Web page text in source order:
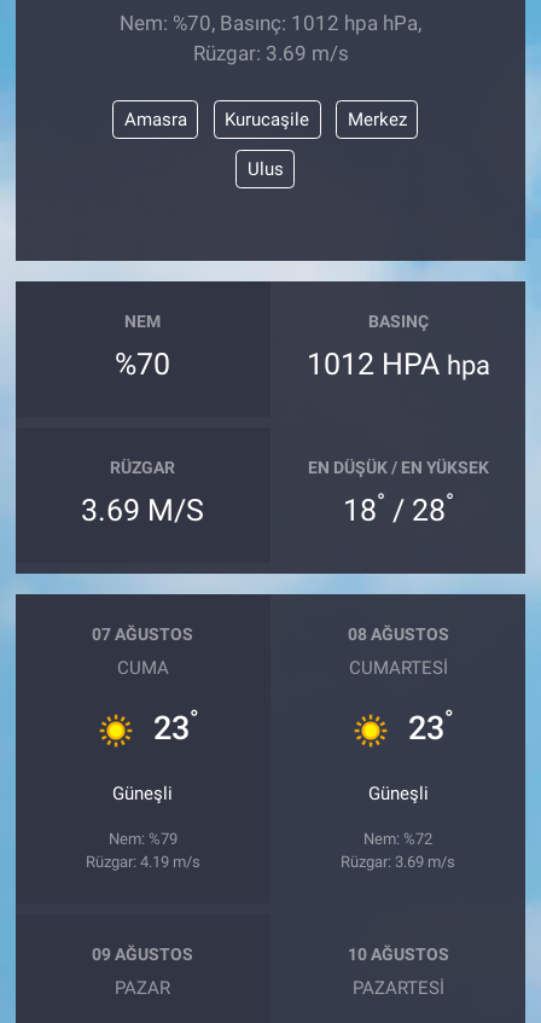
Nem: %70, Basınç: 1012 hpa hPa,
Rüzgar: 3.69 m/s
Amasra Kurucaşile Merkez
Ulus
NEM
%70
BASINÇ
1012 HPA hpa
RÜZGAR
3.69 M/S
EN DÜŞÜK / EN YÜKSEK
18° / 28°
07 AĞUSTOS
CUMA
23°
Güneşli
Nem: %79
Rüzgar: 4.19 m/s
08 AĞUSTOS
CUMARTESI
23°
Güneşli
Nem: %72
Rüzgar: 3.69 m/s
09 AĞUSTOS
PAZAR
10 AĞUSTOS
PAZARTESI